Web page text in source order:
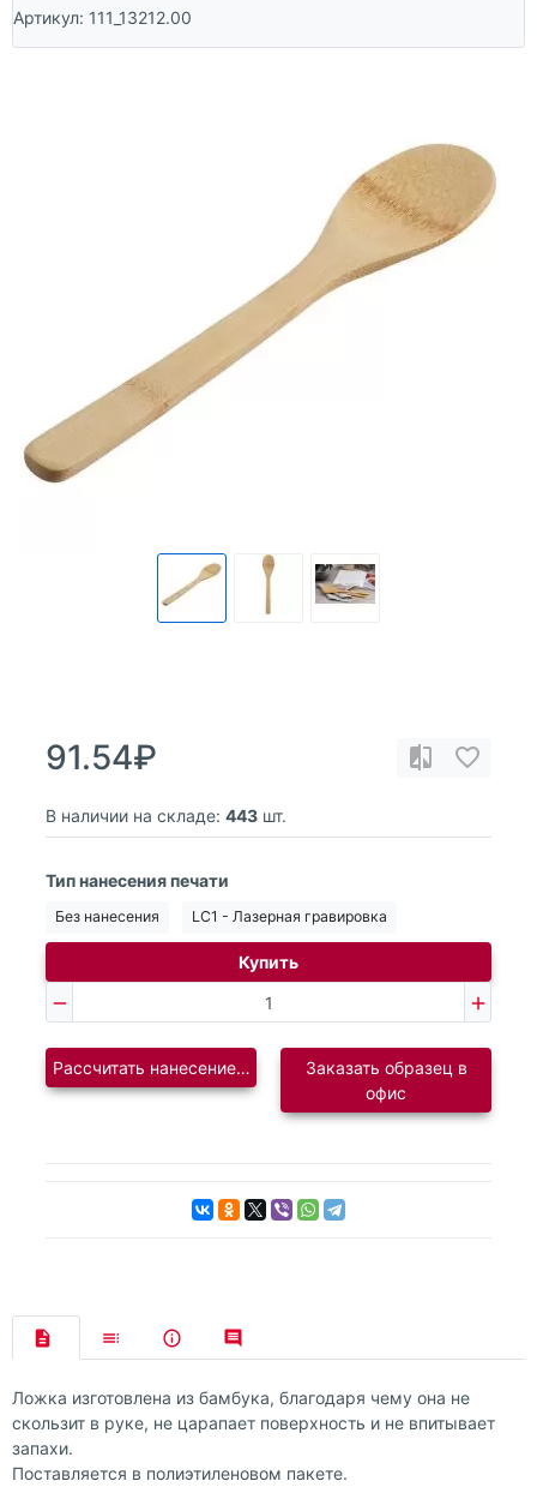
Артикул: 111_13212.00
91.54₽
В наличии на складе: 443 шт.
Тип нанесения печати
Без нанесения LC1 - Лазерная гравировка
Купить
Рассчитать нанесение логотипаЗаказать образец в
офис
Ложка изготовлена из бамбука, благодаря чему она не
скользит в руке, не царапает поверхность и не впитывает
запахи.
Поставляется в полиэтиленовом пакете.